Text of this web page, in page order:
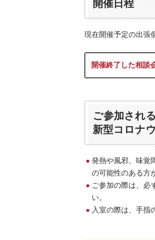
事
所
開催日程
現在開催予定の出張
開催終了した相談
ご参加され
新型コロナ
発熱や風邪、味覚
の可能性のある方
ご参加の際は、必
い。
入室の際は、手指